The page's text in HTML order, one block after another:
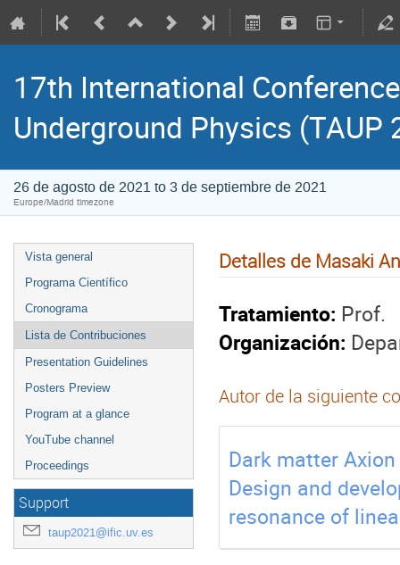
17th International
Underground Physics (TAUP
26 de agosto de 2021 to 3 de septiembre de 2021
Europe/Madrid timezone
Vista general
Programa Científico
Cronograma
Lista de Contribuciones
Presentation Guidelines
Posters Preview
Program at a glance
YouTube channel
Proceedings
Support
taup2021@ific.uv.es
Detalles de Masaki
Tratamiento: Prof.
Organización:
Autor de la siguiente
Dark matter
Design and
resonance of